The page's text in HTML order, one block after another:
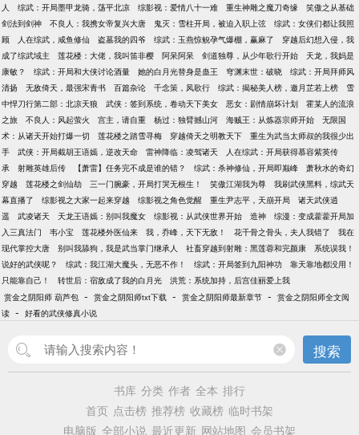
人
综武：开局墨甲龙骑，荡平北凉 综影视：爱情八十一难 重生神雕之魔刀奇缘
笑傲之从基础
剑法到剑神
不良人：我携女帝复兴大唐 鬼灭：雪柱开局，被迫入职上弦
综武：女侠们都让我照
顾
人在综武，咸鱼修仙 盗墓我的四爷 综武：玉燕惊鲵孕气爆棚，赢麻了
穿越后幻想入侵，我
成了综武域主
莲花楼：大佬，我叫笛非樱 阿呆阿呆 剑道独尊，从少年歌行开始
天龙，我妈是
康敏？
综武：开局和大侠讨论酒量 她的白月光替身是蛊王 穹渊末世：破晓
综武：开局拜师风
清扬
无敌倚天，最强宋青书 百篇杂论 千念策，凤歌行 综武：揭秘美人榜，邀月芷若上榜
雪
中悍刀行第二部：北凉天狼
武侠：签到系统，卷动天下美女 恶女：剧情崩坏计划
霍某人的流浪
之旅
不良人：风起萤火 宫主，请自重 杨过：独臂撼山河 海贼王：从炼器宗师开始
无限国
术：从诸天开始打爆一切
莲花楼之踏雪寻梅 穿越倚天之明教天下
重生为武当太师叔的我很少出
手
武侠：开局截胡王语嫣，逆改天命 雷神降临：凌驾诸天
人在综武：开局获得慕容紫英传
承
射雕英雄后传 【萧雷】任务完不成是谁的错？ 综武：杀神修仙，开局即巅峰
萧秋水的奇幻
穿越
莲花楼之剑仙劫 三一门腕豪，开局打哭无根生！ 笑傲江湖我为尊
我刷武侠黑料，综武天
幕直播了
综影视之大家一起来穿越 综影视之角色觉醒 重生尹志平，天崩开局
诸天武侠逍
遥
武凌诸天 天龙王语嫣：别叫我魔女 综影视：从武侠世界开始 造神
综漫：变成藿藿开局加
入三真法门
韦小宝 莲花楼外医仙来 我，乔峰，天下无敌！ 花千骨之骨头，夫人我错了
我在
现代掌控大唐
别叫我舔狗，我是武当掌门继承人 社畜穿越到射雕：黑莲蓉和完颜康
系统误我！
说好的武侠呢？
综武：我江湖大魔头，无恶不作！ 综武：开局签到九阳神功
靠天靠地都没用！
只能靠自己！
转世后：宿敌成了我的白月光
洪荒：系统加持，后宫佳丽爱上我
赏金之阴阳师 葫芦包 - 赏金之阴阳师txt下载 - 赏金之阴阳师最新章节 - 赏金之阴阳师全文阅
读 - 好看的武侠修真小说
搜索
书库 分类 作者 全本 排行
首页 点击榜 推荐榜 收藏榜 临时书架
电脑版 全部小说 最近更新 网站地图 会员书架